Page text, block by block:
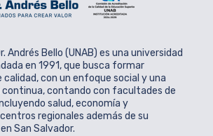
Andrés Bello (UNAB) es una universidad
en 1991, que busca formar
con un enfoque social y una
continua, contando con facultades de
salud, economía y
regionales además de su
San Salvador.